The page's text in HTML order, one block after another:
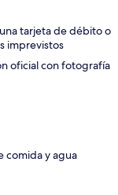
tarjeta de débito o
imprevistos
oficial con fotografía
comida y agua